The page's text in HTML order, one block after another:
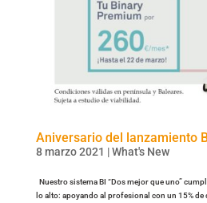
Aniversario del lanzamiento
8 marzo 2021 |What's New
Nuestro sistema BI “Dos mejor que uno”
lo alto: apoyando al profesional con un 15%